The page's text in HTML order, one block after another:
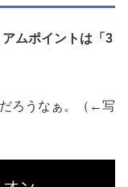
アムポイントは「3
ろうなぁ。（←写